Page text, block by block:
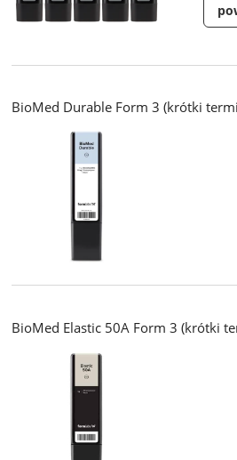
BioMed Durable Form 3 (krótki
BioMed Elastic 50A Form 3 (krótki